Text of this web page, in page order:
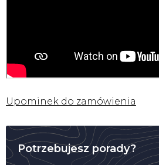
Upominek do zamówienia
Potrzebujesz porady?